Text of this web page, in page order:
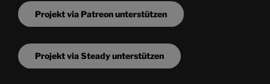
Projekt via Patreon unterstützen
Projekt via Steady unterstützen